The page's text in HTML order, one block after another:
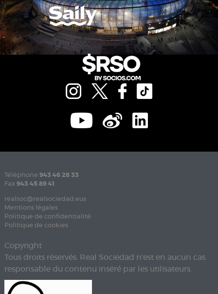
Téléphone 943 46 28 33
Fax 943 45 89 41
realsoc@realsociedad.eus
Mentions légales
Politique de confidentialité
Politique de cookies
Copyright
Tous droits réservés. Real Sociedad n'est en aucun cas
responsable du contenu inséré par les utilisateurs.